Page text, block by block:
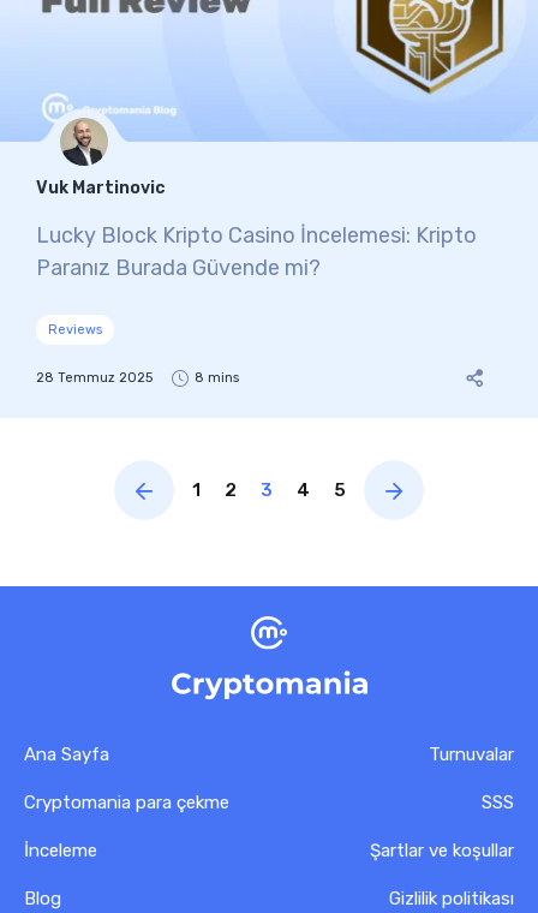
Vuk Martinovic
Lucky Block Kripto Casino İncelemesi: Kripto
Paranız Burada Güvende mi?
Reviews
28 Temmuz 2025 8 mins
1 2 3 4 5
Ana Sayfa Turnuvalar
Cryptomania para çekme SSS
İnceleme Şartlar ve koşullar
Blog Gizlilik politikası